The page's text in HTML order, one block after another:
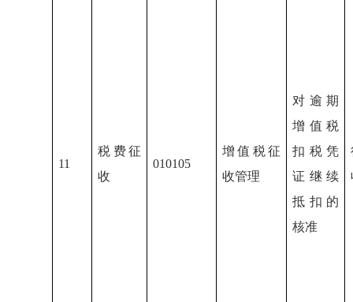
11
税费征
收
010105
增值税征
收管理
对逾期
增值税
扣税凭
证继续
抵扣的
核准